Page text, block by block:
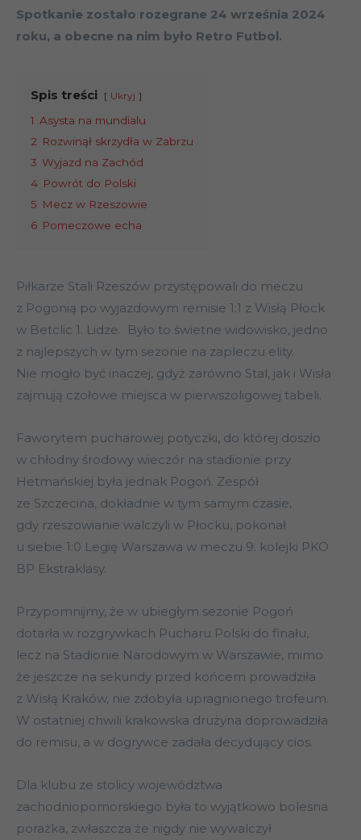
Spotkanie zostało rozegrane 24 września 2024
roku, a obecne na nim było Retro Futbol.
Spis treści Ukryj
1 Asysta na mundialu
2 Rozwinął skrzydła w Zabrzu
3 Wyjazd na Zachód
4 Powrót do Polski
5 Mecz w Rzeszowie
6 Pomeczowe echa
Piłkarze Stali Rzeszów przystępowali do meczu
z Pogonią po wyjazdowym remisie 1:1 z Wisłą Płock
w Betclic 1. Lidze. Było to świetne widowisko, jedno
z najlepszych w tym sezonie na zapleczu elity.
Nie mogło być inaczej, gdyż zarówno Stal, jak i Wisła
zajmują czołowe miejsca w pierwszoligowej tabeli.
Faworytem pucharowej potyczki, do której doszło
w chłodny środowy wieczór na stadionie przy
Hetmańskiej była jednak Pogoń. Zespół
ze Szczecina, dokładnie w tym samym czasie,
gdy rzeszowianie walczyli w Płocku, pokonał
u siebie 1:0 Legię Warszawa w meczu 9. kolejki PKO
BP Ekstraklasy.
Przypomnijmy, że w ubiegłym sezonie Pogoń
dotarła w rozgrywkach Pucharu Polski do finału,
lecz na Stadionie Narodowym w Warszawie, mimo
że jeszcze na sekundy przed końcem prowadziła
z Wisłą Kraków, nie zdobyła upragnionego trofeum.
W ostatniej chwili krakowska drużyna doprowadziła
do remisu, a w dogrywce zadała decydujący cios.
Dla klubu ze stolicy województwa
zachodniopomorskiego była to wyjątkowo bolesna
porażka, zwłaszcza że nigdy nie wywalczył